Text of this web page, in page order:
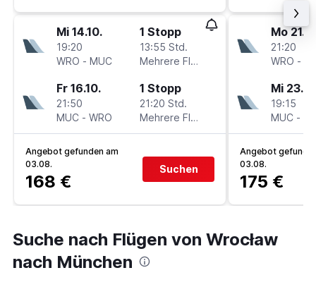
Mi 14.10.
19:20
WRO - MUC
1 Stopp
13:55 Std.
Mehrere Fluglinien
Fr 16.10.
21:50
MUC - WRO
1 Stopp
21:20 Std.
Mehrere Fluglinien
Angebot gefunden am
03.08.
168 €
Suchen
Mo 21.9.
21:20
WRO -
Mi 23.9.
19:15
MUC -
Angebot
03.08.
175 €
Suche nach Flügen von Wrocław
nach München